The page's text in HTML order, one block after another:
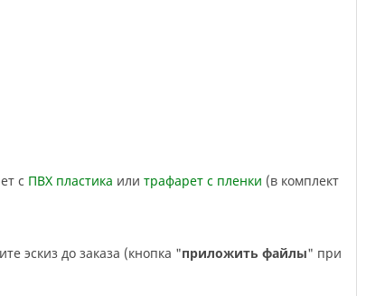
с ПВХ пластика или трафарет с пленки (в комплект
эскиз до заказа (кнопка "приложить файлы" при